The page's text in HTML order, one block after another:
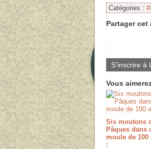
Catégories :
Partager cet
S'inscrire à
Vous
Six moutons
Pâques dans
moule de 100
: